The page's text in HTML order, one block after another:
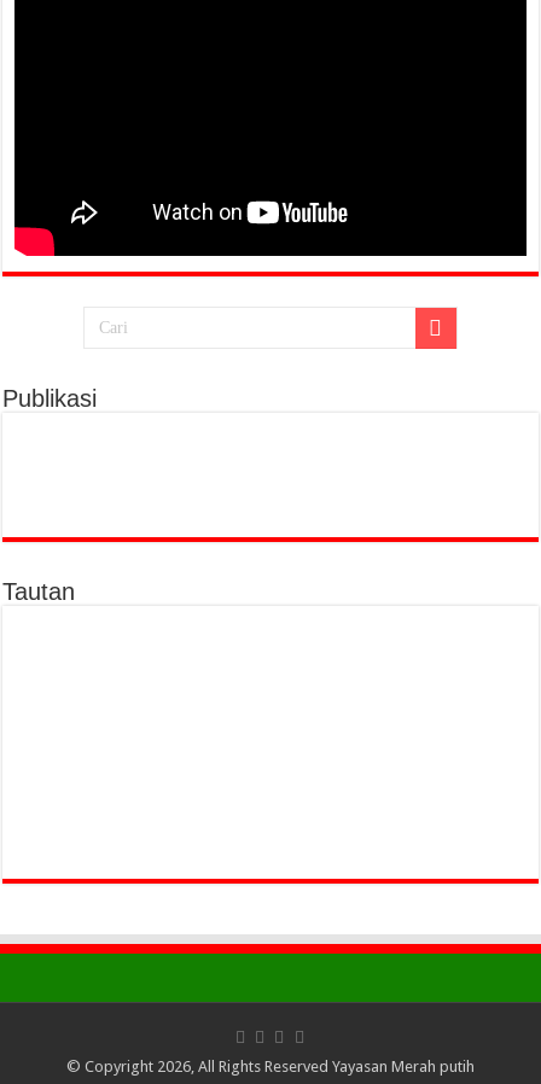
Publikasi
Tautan
© Copyright 2026, All Rights Reserved Yayasan Merah putih